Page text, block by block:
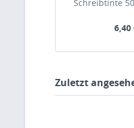
Schreibtinte
6,40
Zuletzt